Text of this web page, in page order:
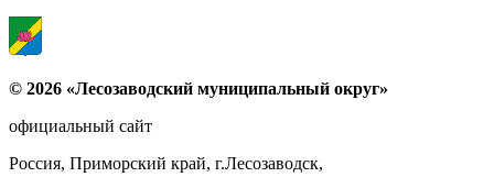
© 2026 «Лесозаводский муниципальный округ»
официальный сайт
Россия, Приморский край, г.Лесозаводск,